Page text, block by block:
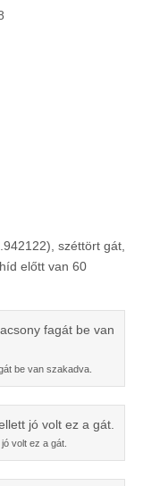
széttört gát,
előtt van 60
be van szakadva.
volt ez a gát.